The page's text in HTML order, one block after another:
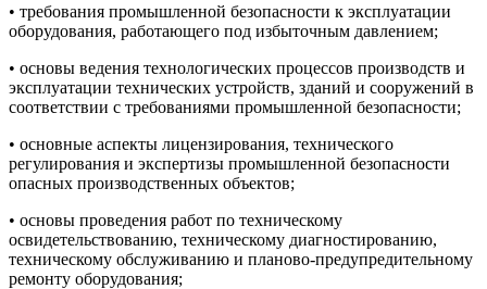
• требования промышленной безопасности к эксплуатации
оборудования, работающего под избыточным давлением;
• основы ведения технологических процессов производств и
эксплуатации технических устройств, зданий и сооружений в
соответствии с требованиями промышленной безопасности;
• основные аспекты лицензирования, технического
регулирования и экспертизы промышленной безопасности
опасных производственных объектов;
• основы проведения работ по техническому
освидетельствованию, техническому диагностированию,
техническому обслуживанию и планово-предупредительному
ремонту оборудования;